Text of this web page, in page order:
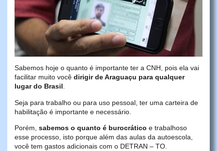
Sabemos hoje o quanto é importante ter a CNH, pois ela vai
facilitar muito você dirigir de Araguaçu para qualquer
lugar do Brasil.
Seja para trabalho ou para uso pessoal, ter uma carteira de
habilitação é importante e necessário.
Porém, sabemos o quanto é burocrático e trabalhoso
esse processo, isto porque além das aulas da autoescola,
você tem gastos adicionais com o DETRAN – TO.